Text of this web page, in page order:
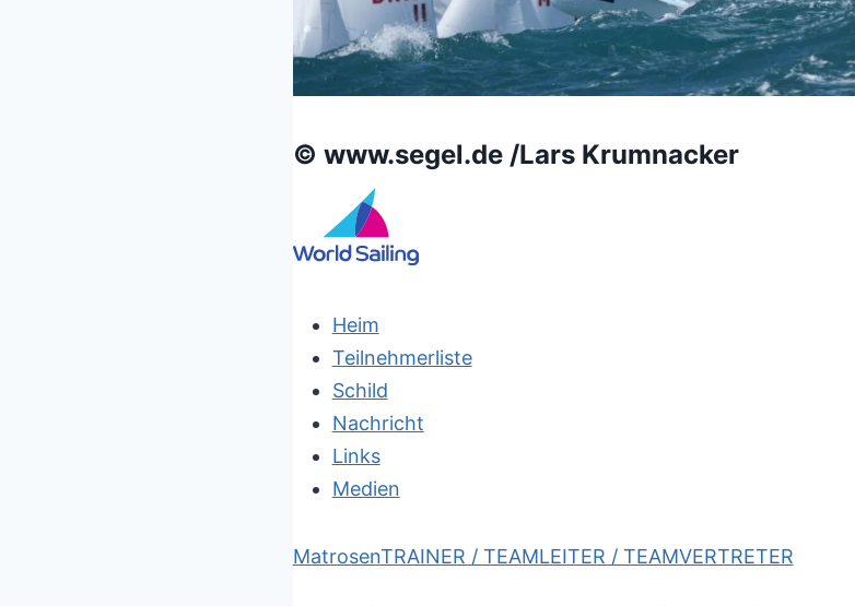
© www.segel.de /Lars Krumnacker
Heim
Teilnehmerliste
Schild
Nachricht
Links
Medien
MatrosenTRAINER / TEAMLEITER / TEAMVERTRETER